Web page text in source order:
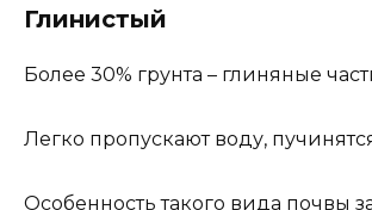
Глинистый
Более 30% грунта – глиняные
Легко пропускают воду,
Особенность такого вида почвы